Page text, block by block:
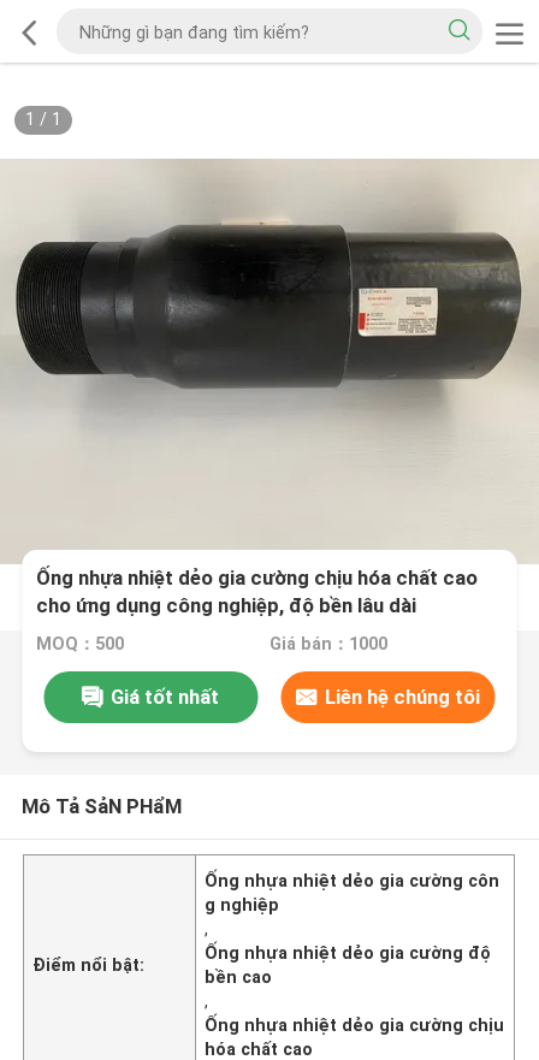
1 / 1
Ống nhựa nhiệt dẻo gia cường chịu hóa chất cao
cho ứng dụng công nghiệp, độ bền lâu dài
MOQ：500 Giá bán：1000
Giá tốt nhất Liên hệ chúng tôi
Mô Tả SảN PHẩM
Điểm nổi bật:
Ống nhựa nhiệt dẻo gia cường côn
g nghiệp
,
Ống nhựa nhiệt dẻo gia cường độ
bền cao
,
Ống nhựa nhiệt dẻo gia cường chịu
hóa chất cao